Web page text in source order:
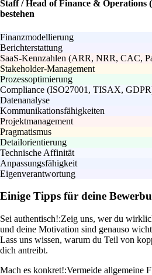
Staff / Head of Finance & Operations
bestehen
Finanzmodellierung
Berichterstattung
SaaS-Kennzahlen (ARR, NRR, CAC,
Stakeholder-Management
Prozessoptimierung
Compliance (ISO27001, TISAX,
Datenanalyse
Kommunikationsfähigkeiten
Projektmanagement
Pragmatismus
Detailorientierung
Technische Affinität
Anpassungsfähigkeit
Eigenverantwortung
Einige Tipps für deine
Sei authentisch!:Zeig uns, wer du
und deine Motivation sind genauso
Lass uns wissen, warum du Teil von
dich antreibt.
Mach es konkret!:Vermeide allgemeine